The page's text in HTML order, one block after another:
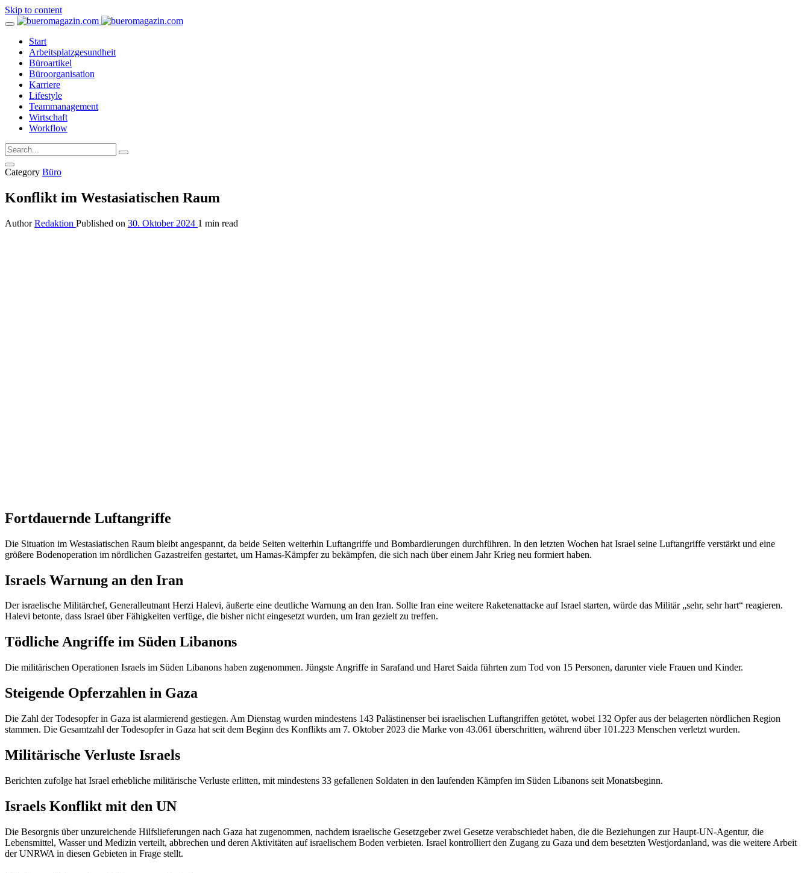
Skip to content
Start
Arbeitsplatzgesundheit
Büroartikel
Büroorganisation
Karriere
Lifestyle
Teammanagement
Wirtschaft
Workflow
Category Büro
Konflikt im Westasiatischen Raum
Author Redaktion Published on 30. Oktober 2024 1 min read
Fortdauernde Luftangriffe
Die Situation im Westasiatischen Raum bleibt angespannt, da beide Seiten weiterhin Luftangriffe und Bombardierungen durchführen. In den letzten Wochen hat Israel seine Luftangriffe verstärkt und eine
größere Bodenoperation im nördlichen Gazastreifen gestartet, um Hamas-Kämpfer zu bekämpfen, die sich nach über einem Jahr Krieg neu formiert haben.
Israels Warnung an den Iran
Der israelische Militärchef, Generalleutnant Herzi Halevi, äußerte eine deutliche Warnung an den Iran. Sollte Iran eine weitere Raketenattacke auf Israel starten, würde das Militär „sehr, sehr hart“ reagieren.
Halevi betonte, dass Israel über Fähigkeiten verfüge, die bisher nicht eingesetzt wurden, um Iran gezielt zu treffen.
Tödliche Angriffe im Süden Libanons
Die militärischen Operationen Israels im Süden Libanons haben zugenommen. Jüngste Angriffe in Sarafand und Haret Saida führten zum Tod von 15 Personen, darunter viele Frauen und Kinder.
Steigende Opferzahlen in Gaza
Die Zahl der Todesopfer in Gaza ist alarmierend gestiegen. Am Dienstag wurden mindestens 143 Palästinenser bei israelischen Luftangriffen getötet, wobei 132 Opfer aus der belagerten nördlichen Region
stammen. Die Gesamtzahl der Todesopfer in Gaza hat seit dem Beginn des Konflikts am 7. Oktober 2023 die Marke von 43.061 überschritten, während über 101.223 Menschen verletzt wurden.
Militärische Verluste Israels
Berichten zufolge hat Israel erhebliche militärische Verluste erlitten, mit mindestens 33 gefallenen Soldaten in den laufenden Kämpfen im Süden Libanons seit Monatsbeginn.
Israels Konflikt mit den UN
Die Besorgnis über unzureichende Hilfslieferungen nach Gaza hat zugenommen, nachdem israelische Gesetzgeber zwei Gesetze verabschiedet haben, die die Beziehungen zur Haupt-UN-Agentur, die
Lebensmittel, Wasser und Medizin verteilt, abbrechen und deren Aktivitäten auf israelischem Boden verbieten. Israel kontrolliert den Zugang zu Gaza und dem besetzten Westjordanland, was die weitere Arbeit
der UNRWA in diesen Gebieten in Frage stellt.